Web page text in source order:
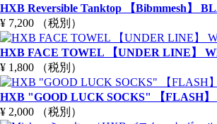
HXB Reversible Tanktop 【Bibmmesh】
¥ 7,200 （税別）
HXB FACE TOWEL 【UNDER LINE】
¥ 1,800 （税別）
HXB "GOOD LUCK SOCKS" 【FLASH
¥ 2,000 （税別）